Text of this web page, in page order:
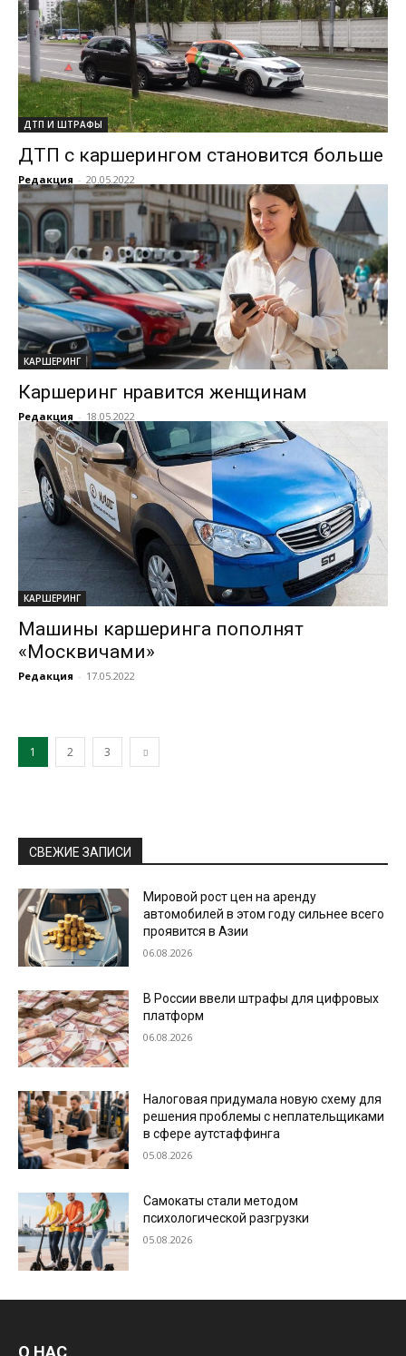
ДТП И ШТРАФЫ
ДТП с каршерингом становится больше
Редакция - 20.05.2022
КАРШЕРИНГ
Каршеринг нравится женщинам
Редакция - 18.05.2022
КАРШЕРИНГ
Машины каршеринга пополнят
«Москвичами»
Редакция - 17.05.2022
1 2 3
СВЕЖИЕ ЗАПИСИ
Мировой рост цен на аренду
автомобилей в этом году сильнее всего
проявится в Азии
06.08.2026
В России ввели штрафы для цифровых
платформ
06.08.2026
Налоговая придумала новую схему для
решения проблемы с неплательщиками
в сфере аутстаффинга
05.08.2026
Самокаты стали методом
психологической разгрузки
05.08.2026
О НАС